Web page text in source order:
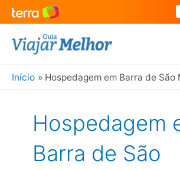
para
conteúdo
Início Hospedagem em Barra de São
Hospedagem
Barra de São